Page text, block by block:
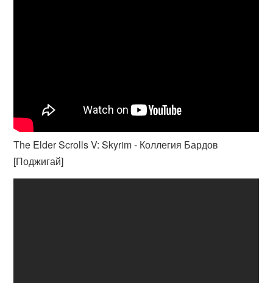
The Elder Scrolls V: Skyrim - Коллегия Бардов
[Поджигай]